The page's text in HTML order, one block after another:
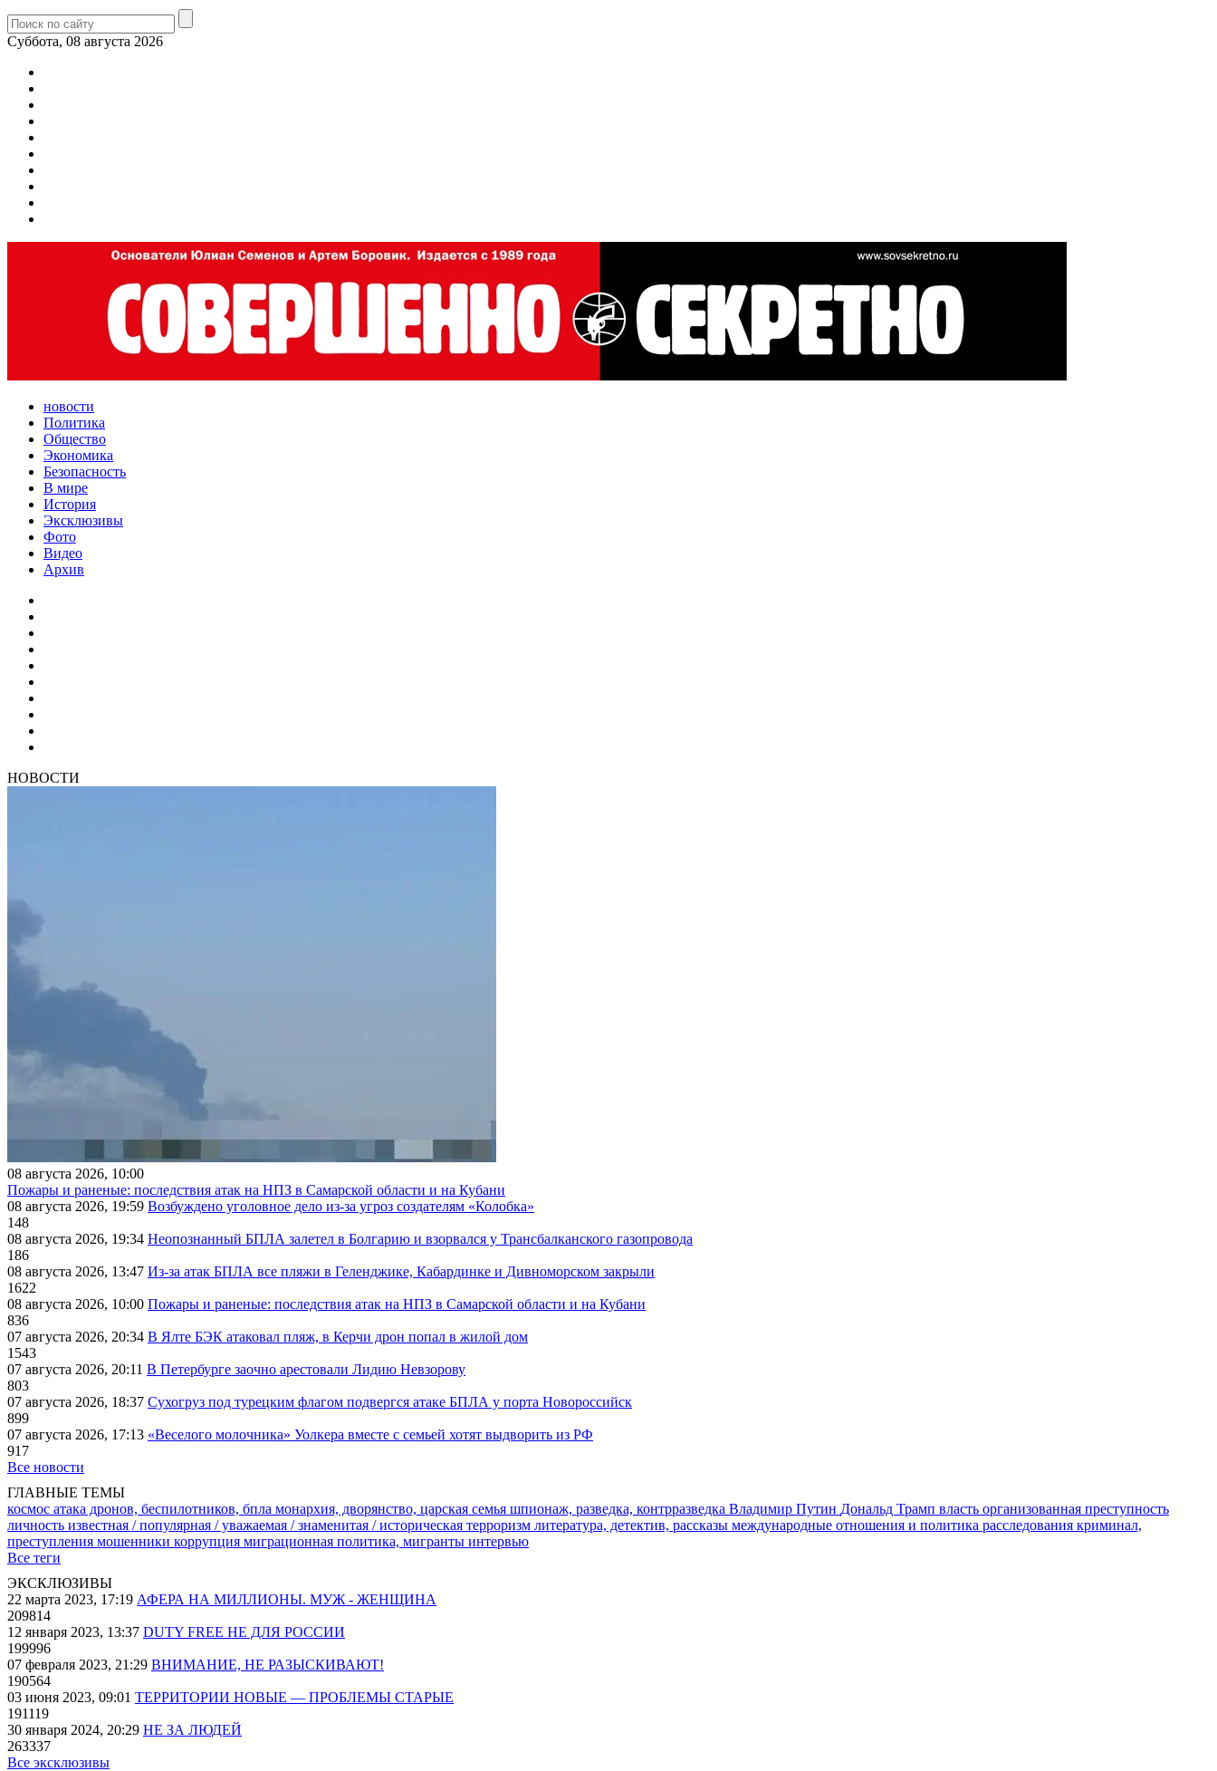
Суббота, 08 августа 2026
новости
Политика
Общество
Экономика
Безопасность
В мире
История
Эксклюзивы
Фото
Видео
Архив
НОВОСТИ
08 августа 2026, 10:00
Пожары и раненые: последствия атак на НПЗ в Самарской области и на Кубани
08 августа 2026, 19:59 Возбуждено уголовное дело из-за угроз создателям «Колобка»
148
08 августа 2026, 19:34 Неопознанный БПЛА залетел в Болгарию и взорвался у Трансбалканского газопровода
186
08 августа 2026, 13:47 Из-за атак БПЛА все пляжи в Геленджике, Кабардинке и Дивноморском закрыли
1622
08 августа 2026, 10:00 Пожары и раненые: последствия атак на НПЗ в Самарской области и на Кубани
836
07 августа 2026, 20:34 В Ялте БЭК атаковал пляж, в Керчи дрон попал в жилой дом
1543
07 августа 2026, 20:11 В Петербурге заочно арестовали Лидию Невзорову
803
07 августа 2026, 18:37 Сухогруз под турецким флагом подвергся атаке БПЛА у порта Новороссийск
899
07 августа 2026, 17:13 «Веселого молочника» Уолкера вместе с семьей хотят выдворить из РФ
917
Все новости
ГЛАВНЫЕ ТЕМЫ
космос атака дронов, беспилотников, бпла монархия, дворянство, царская семья шпионаж, разведка, контрразведка Владимир Путин Дональд Трамп власть организованная преступность
личность известная / популярная / уважаемая / знаменитая / историческая терроризм литература, детектив, рассказы международные отношения и политика расследования криминал,
преступления мошенники коррупция миграционная политика, мигранты интервью
Все теги
ЭКСКЛЮЗИВЫ
22 марта 2023, 17:19 АФЕРА НА МИЛЛИОНЫ. МУЖ - ЖЕНЩИНА
209814
12 января 2023, 13:37 DUTY FREE НЕ ДЛЯ РОССИИ
199996
07 февраля 2023, 21:29 ВНИМАНИЕ, НЕ РАЗЫСКИВАЮТ!
190564
03 июня 2023, 09:01 ТЕРРИТОРИИ НОВЫЕ — ПРОБЛЕМЫ СТАРЫЕ
191119
30 января 2024, 20:29 НЕ ЗА ЛЮДЕЙ
263337
Все эксклюзивы